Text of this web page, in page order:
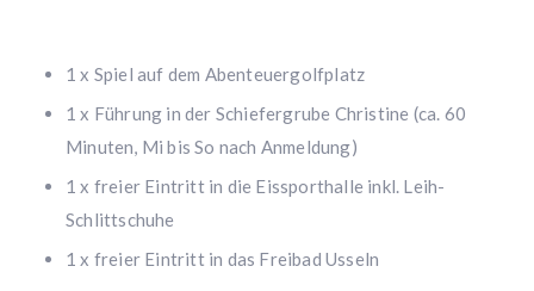
1 x Spiel auf dem Abenteuergolfplatz
1 x Führung in der Schiefergrube Christine (ca. 60
Minuten, Mi bis So nach Anmeldung)
1 x freier Eintritt in die Eissporthalle inkl. Leih-
Schlittschuhe
1 x freier Eintritt in das Freibad Usseln